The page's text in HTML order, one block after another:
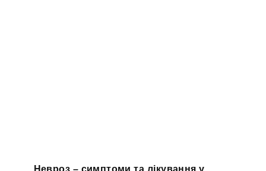
Невроз – симптоми та лікування у